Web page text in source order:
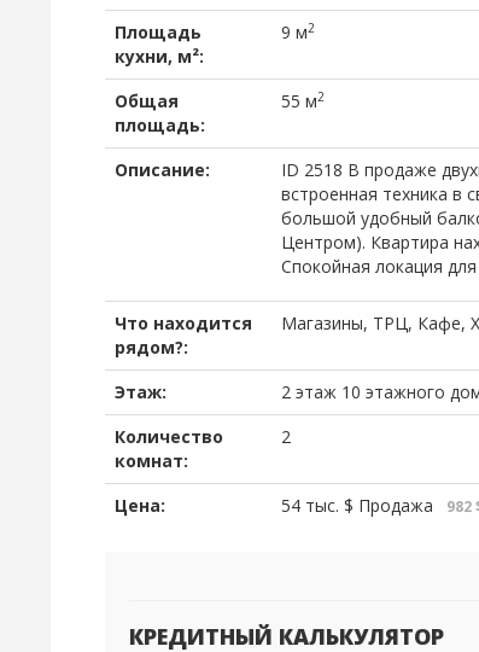
Площадь
кухни, м²:
9 м2
Общая
площадь:
55 м2
Описание:
ID 2518 В продаже
встроенная техника в
большой удобный
Центром). Квартира
Спокойная локация
Что находится
рядом?:
Магазины, ТРЦ, Кафе,
Этаж:
2 этаж 10 этажного
Количество
комнат:
2
Цена: 54 тыс. $ Продажа 982
КРЕДИТНЫЙ КАЛЬКУЛЯТОР